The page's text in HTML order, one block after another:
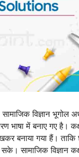
विज्ञान भूगोल
भाषा में बनाए गए है।
बनाया गया हैं।
सामाजिक विज्ञान